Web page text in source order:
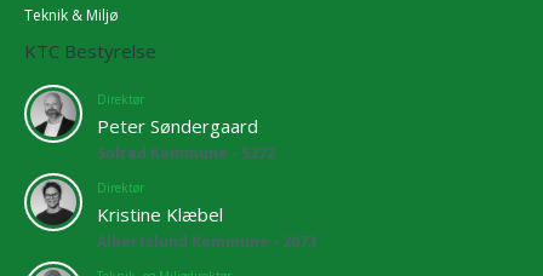
Teknik & Miljø
KTC Bestyrelse
Direktør
Peter Søndergaard
Solrød Kommune - 5272
Direktør
Kristine Klæbel
Albertslund Kommune - 2673